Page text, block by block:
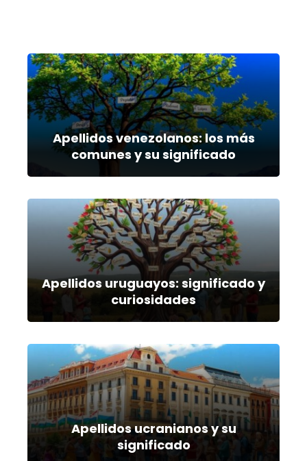
Apellidos venezolanos: los más
comunes y su significado
Apellidos uruguayos: significado y
curiosidades
Apellidos ucranianos y su
significado